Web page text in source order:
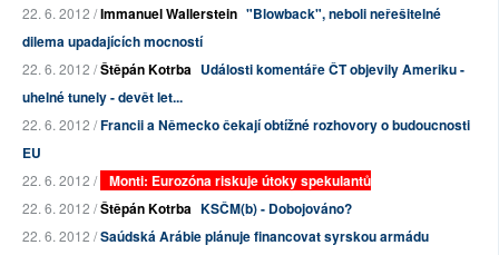
22. 6. 2012 /Immanuel Wallerstein "Blowback", neboli neřešitelné
dilema upadajících mocností
22. 6. 2012 /Štěpán Kotrba Události komentáře ČT objevily Ameriku -
uhelné tunely - devět let...
22. 6. 2012 /Francii a Německo čekají obtížné rozhovory o budoucnosti
EU
22. 6. 2012 / Monti: Eurozóna riskuje útoky spekulantů
22. 6. 2012 /Štěpán Kotrba KSČM(b) - Dobojováno?
22. 6. 2012 /Saúdská Arábie plánuje financovat syrskou armádu